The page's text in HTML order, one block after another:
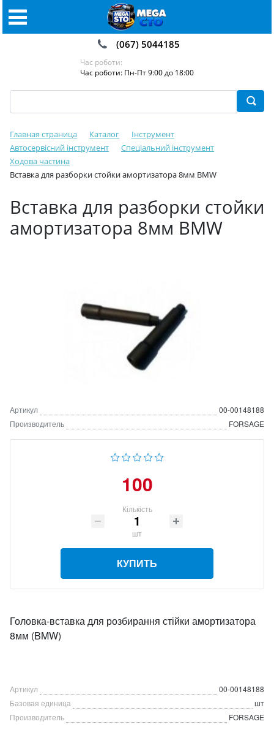
(067) 5044185
Час роботи:
Час роботи: Пн-Пт 9:00 до 18:00
Главная страница Каталог
Інструмент
Автосервісний інструмент
Спеціальний інструмент
Ходова частина
Вставка для разборки стойки амортизатора 8мм BMW
Вставка для разборки стойки
амортизатора 8мм BMW
Артикул
00-00148188
Производитель
FORSAGE
100
Кількість
шт
КУПИТЬ
Головка-вставка для розбирання стійки амортизатора
8мм (BMW)
Артикул
00-00148188
Базовая единица
шт
Производитель
FORSAGE